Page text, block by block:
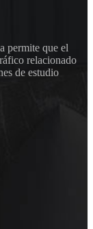
permite que el
relacionado
de estudio